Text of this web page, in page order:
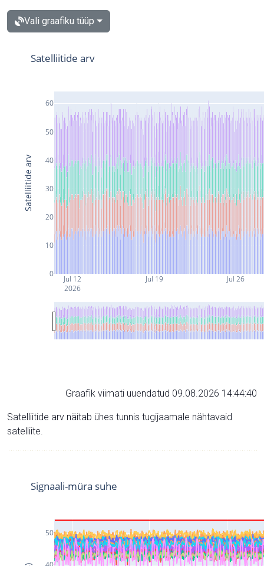
Vali graafiku tüüp
Jul 12
2026
Jul 19 Jul 26
0
10
20
30
40
50
60
Satelliitide arv
Satelliitide arv
Graafik viimati uuendatud 09.08.2026 14:44:40
Satelliitide arv näitab ühes tunnis tugijaamale nähtavaid
satelliite.
50
Signaali-müra suhe